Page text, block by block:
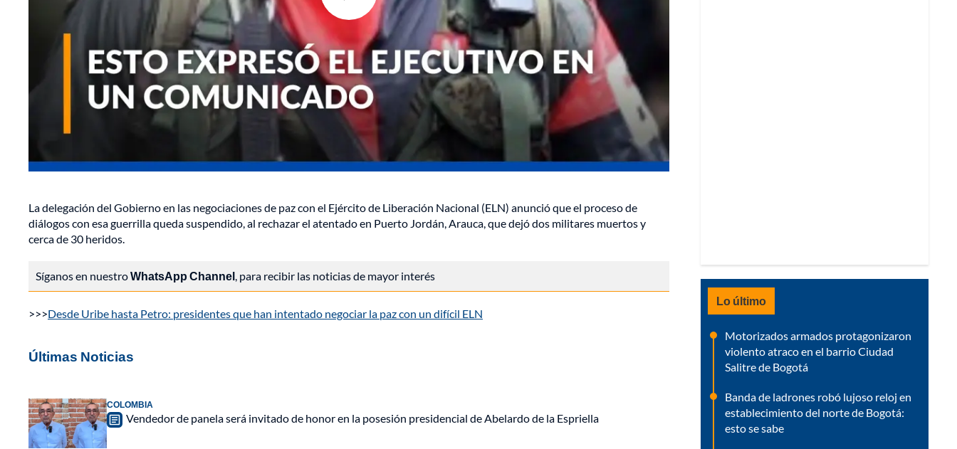
La delegación del Gobierno en las negociaciones de paz con el Ejército de Liberación Nacional (ELN) anunció que el proceso de
diálogos con esa guerrilla queda suspendido, al rechazar el atentado en Puerto Jordán, Arauca, que dejó dos militares muertos y
cerca de 30 heridos.
Síganos en nuestroWhatsApp Channel, para recibir las noticias de mayor interés
>>>Desde Uribe hasta Petro: presidentes que han intentado negociar la paz con un difícil ELN
Últimas Noticias
COLOMBIA
Vendedor de panela será invitado de honor en la posesión presidencial de Abelardo de la Espriella
Lo último
Motorizados armados protagonizaron
violento atraco en el barrio Ciudad
Salitre de Bogotá
Banda de ladrones robó lujoso reloj en
establecimiento del norte de Bogotá:
esto se sabe